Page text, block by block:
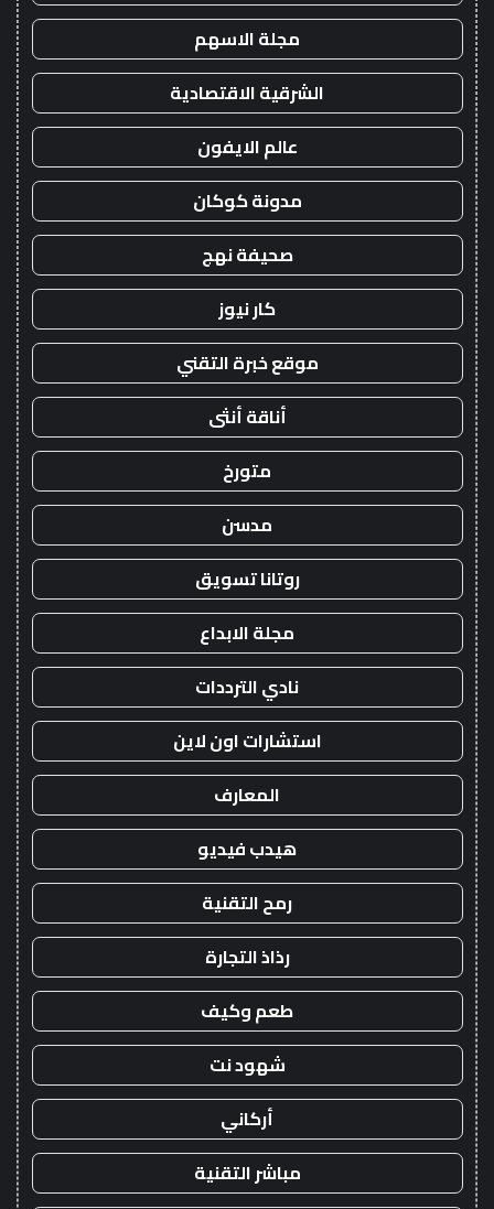
مجلة الاسهم
الشرقية الاقتصادية
عالم الايفون
مدونة كوكان
صحيفة نهج
كار نيوز
موقع خبرة التقني
أناقة أنثى
متورخ
مدسن
روتانا تسويق
مجلة الابداع
نادي الترددات
استشارات اون لاين
المعارف
هيدب فيديو
رمح التقنية
رذاذ التجارة
طعم وكيف
شهود نت
أركاني
مباشر التقنية